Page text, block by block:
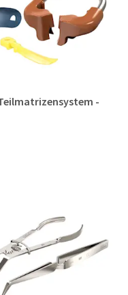
-